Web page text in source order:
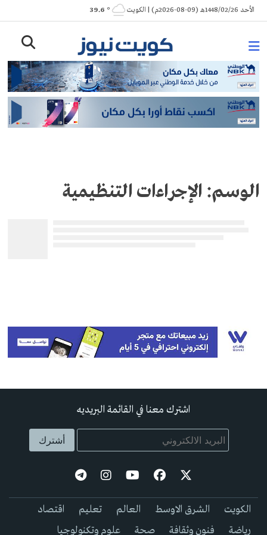
Skip
to
الأحد 1448/02/26هـ (09-08-2026م) | الكويت ° 39.6
الوسم: الإجراءات التنظيمية
اشترك معنا في القائمة البريديه
الكويت الشرق الاوسط العالم تعليم
اقتصاد
رياضة
فنون وثقافة صحة علوم وتكنولوجيا